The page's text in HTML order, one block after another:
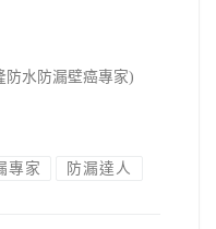
防水防漏壁癌專家)
專家 防漏達人